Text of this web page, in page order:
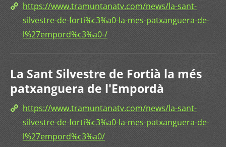
https://www.tramuntanatv.com/news/la-sant-
silvestre-de-forti%c3%a0-la-mes-patxanguera-de-
l%27empord%c3%a0-/
La Sant Silvestre de Fortià la més
patxanguera de l'Empordà
https://www.tramuntanatv.com/news/la-sant-
silvestre-de-forti%c3%a0-la-mes-patxanguera-de-
l%27empord%c3%a0/